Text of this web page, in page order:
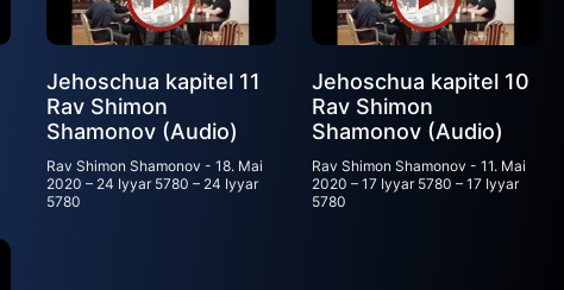
Jehoschua kapitel 11
Rav Shimon
Shamonov (Audio)
Rav Shimon Shamonov 18. Mai
2020 – 24 Iyyar 5780 – 24 Iyyar
5780
Jehoschua kapitel 10
Rav Shimon
Shamonov (Audio)
Rav Shimon Shamonov
11. Mai
2020 – 17 Iyyar 5780 – 17 Iyyar
5780